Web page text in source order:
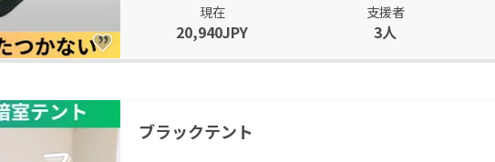
現在
20,940JPY
支援者
3人
ブラックテント